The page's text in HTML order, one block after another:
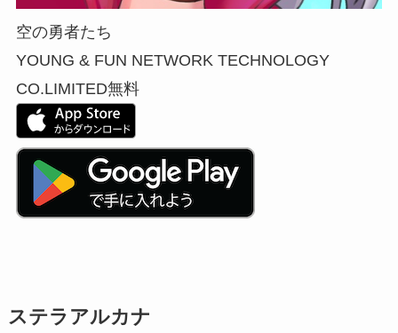
空の勇者たち
YOUNG & FUN NETWORK TECHNOLOGY
CO.LIMITED無料
ステラアルカナ